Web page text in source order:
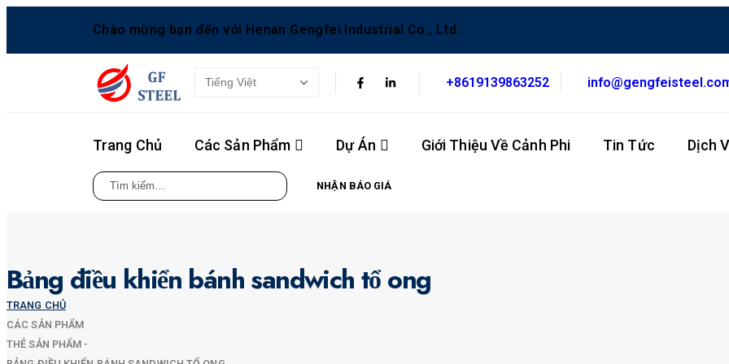
Chào mừng bạn đến với Henan Gengfei Industrial Co., Ltd.
+8619139863252
Trang Chủ Các Sản Phẩm Dự Án Giới Thiệu Về Cảnh Phi Tin Tức Dịch
NHẬN BÁO GIÁ
Bảng điều khiển bánh sandwich tổ ong
TRANG CHỦ
CÁC SẢN PHẨM
THẺ SẢN PHẨM -